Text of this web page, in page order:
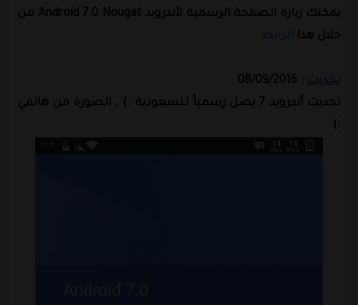
يمكنك زيارة الصفحة الرسمية لأندرويد Android 7.0 Nougat من
خلال هذا
تحديث
تحديث أندرويد 7 يصل رسمياً للسعودية :) ، الصورة من هاتفي
:)